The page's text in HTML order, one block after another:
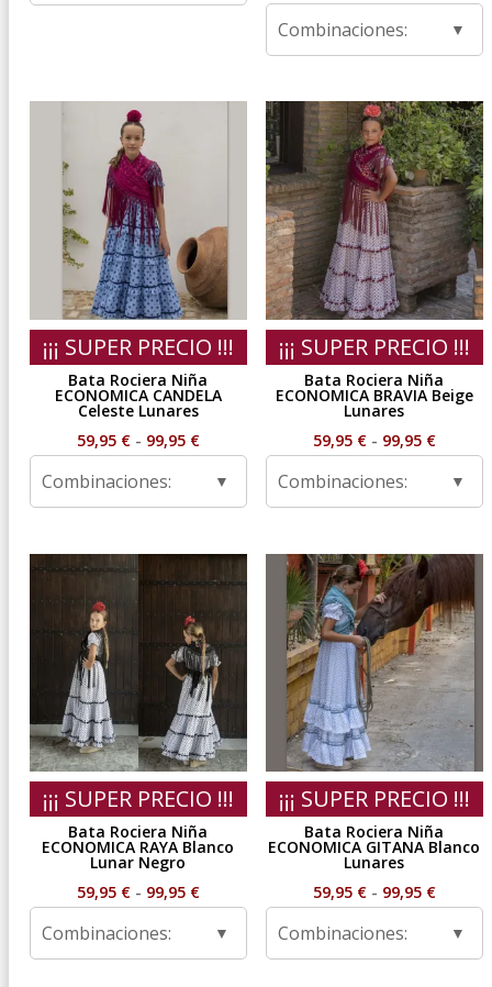
59,95 €
hasta
99,95 €
Combinaciones:
¡¡¡ SUPER PRECIO !!!
Bata Rociera Niña
ECONOMICA CANDELA
Celeste Lunares
59,95 € - 99,95 €Rango
59,95 €
hasta
99,95 €
Combinaciones:
¡¡¡ SUPER PRECIO !!!
Bata Rociera Niña
ECONOMICA BRAVIA Beige
Lunares
59,95 € - 99,95 €Rango
59,95 €
99,95 €
Combinaciones:
¡¡¡ SUPER PRECIO !!!
Bata Rociera Niña
ECONOMICA RAYA Blanco
Lunar Negro
59,95 € - 99,95 €Rango
Combinaciones:
¡¡¡ SUPER PRECIO !!!
Bata Rociera Niña
ECONOMICA GITANA Blanco
Lunares
59,95 € - 99,95 €Rango
Combinaciones: